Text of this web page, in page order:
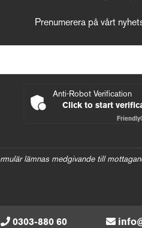
Prenumerera på vårt
Anti-Robot Verification
Click to start
Friendly
lämnas medgivande till
0303-880 60